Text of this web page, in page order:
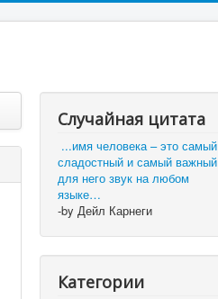
Случайная цитата
...имя человека – это самый
сладостный и самый важный
для него звук на любом
языке…
-by Дейл Карнеги
Категории